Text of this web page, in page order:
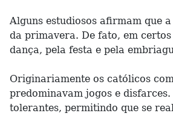
Alguns estudiosos afirmam que
da primavera. De fato, em
dança, pela festa e pela
Originariamente os católicos
predominavam jogos e
tolerantes, permitindo que se